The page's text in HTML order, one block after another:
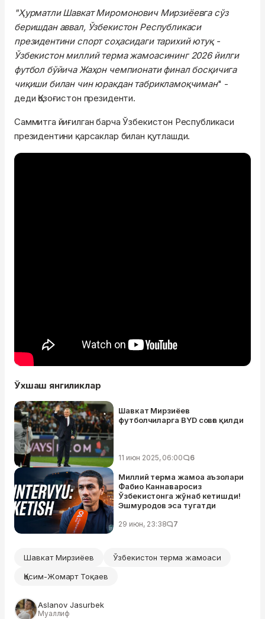
"Ҳурматли Шавкат Миромонович Мирзиёевга сўз
беришдан аввал, Ўзбекистон Республикаси
президентини спорт соҳасидаги тарихий ютуқ -
Ўзбекистон миллий терма жамоасининг 2026 йилги
футбол бўйича Жаҳон чемпионати финал босқичига
чиқиши билан чин юракдан табрикламоқчиман" -
деди Қозоғистон президенти.
Саммитга йиғилган барча Ўзбекистон Республикаси
президентини қарсаклар билан қутлашди.
Ўхшаш янгиликлар
Шавкат Мирзиёев
футболчиларга BYD совға қилди
11 июн 2025, 06:00 6
Миллий терма жамоа аъзолари
Фабио Каннаваросиз
Ўзбекистонга жўнаб кетишди!
Эшмуродов эса тугатди
29 июн, 23:38 7
Шавкат Мирзиёев
Ўзбекистон терма жамоаси
Қасим-Жомарт Тоқаев
Aslanov Jasurbek
Муаллиф